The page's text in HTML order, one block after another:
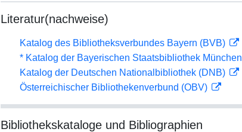
Literatur(nachweise)
Katalog des Bibliotheksverbundes Bayern (BVB)
* Katalog der Bayerischen Staatsbibliothek
Katalog der Deutschen Nationalbibliothek (DNB)
Österreichischer Bibliothekenverbund (OBV)
Bibliothekskataloge und Bibliographien